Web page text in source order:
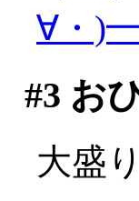
∀・
#3 お
大盛